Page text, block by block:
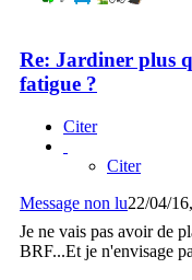
Re: Jardiner plus
fatigue ?
Citer
Citer
Message non lu22/04/
Je ne vais pas avoir de
BRF...Et je n'envisage